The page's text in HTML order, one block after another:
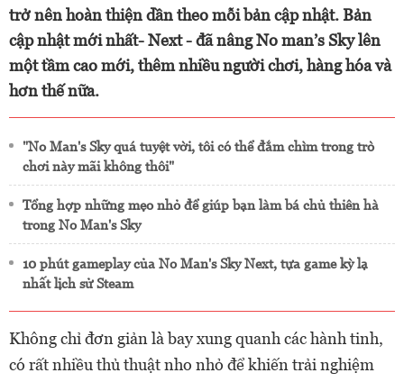
trở nên hoàn thiện dần theo mỗi bản cập nhật. Bản
cập nhật mới nhất- Next - đã nâng No man’s Sky lên
một tầm cao mới, thêm nhiều người chơi, hàng hóa và
hơn thế nữa.
"No Man's Sky quá tuyệt vời, tôi có thể đắm chìm trong trò
chơi này mãi không thôi"
Tổng hợp những mẹo nhỏ để giúp bạn làm bá chủ thiên hà
trong No Man's Sky
10 phút gameplay của No Man's Sky Next, tựa game kỳ lạ
nhất lịch sử Steam
Không chỉ đơn giản là bay xung quanh các hành tinh,
có rất nhiều thủ thuật nho nhỏ để khiến trải nghiệm